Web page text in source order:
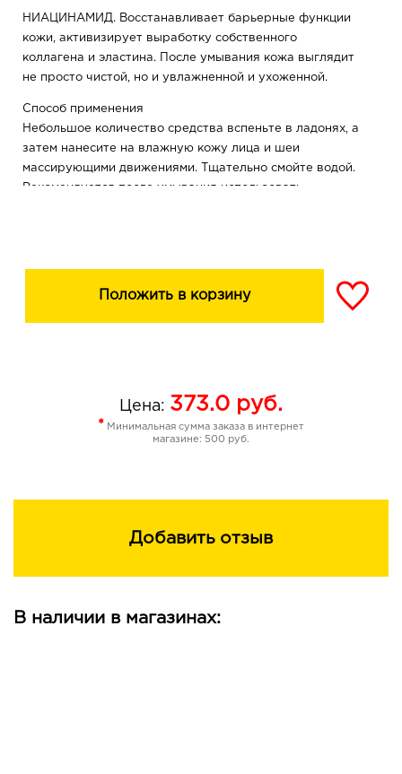
НИАЦИНАМИД. Восстанавливает барьерные функции
кожи, активизирует выработку собственного
коллагена и эластина. После умывания кожа выглядит
не просто чистой, но и увлажненной и ухоженной.
Способ применения
Небольшое количество средства вспеньте в ладонях, а
затем нанесите на влажную кожу лица и шеи
массирующими движениями. Тщательно смойте водой.
Рекомендуется после умывания использовать
PEG-7 Glyceryl Cocoate, Acrylates/C10-30 Alkyl Acrylate
Crosspolymer, Xanthan Gum, Styrene/Acrylates
Methylisothiazolinone.
Положить в корзину
Цена: 373.0 руб.
* Минимальная сумма заказа в интернет
магазине: 500 руб.
Добавить отзыв
В наличии в магазинах: